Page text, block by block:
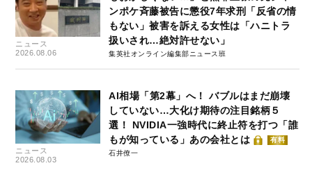
ニュース
2026.08.06
ンポケ斉藤被告に懲役7年求刑「反省の情
もない」被害を訴える女性は「ハニトラ
扱いされ…絶対許せない」
集英社オンライン編集部ニュース班
ニュース
2026.08.03
AI相場「第2幕」へ！ バブルはまだ崩壊
していない…大化け期待の注目銘柄５
選！ NVIDIA一強時代に終止符を打つ「誰
もが知っている」あの会社とは
有料
石井僚一